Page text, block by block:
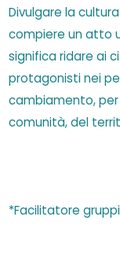
Divulgare la
compiere un atto
significa ridare ai
protagonisti nei
cambiamento,
comunità, del
*Facilitatore